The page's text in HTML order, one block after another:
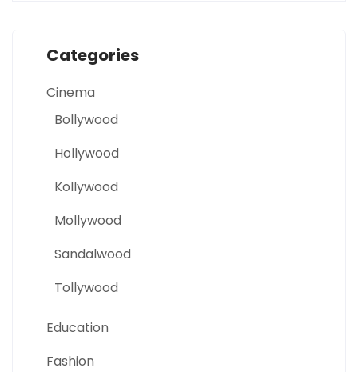
Categories
Cinema
Bollywood
Hollywood
Kollywood
Mollywood
Sandalwood
Tollywood
Education
Fashion